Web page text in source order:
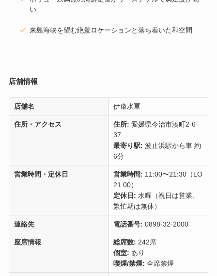
い
来島海峡を望む絶景ロケーションと落ち着いた和空間
店舗情報
店舗名 伊豫水軍
住所・アクセス 住所: 愛媛県今治市湊町2-6-
37
最寄り駅: 波止浜駅から車 約
6分
営業時間・定休日 営業時間: 11:00〜21:30（LO
21:00）
定休日: 水曜（祝日は営業、
繁忙期は無休）
連絡先 電話番号: 0898-32-2000
座席情報 総席数: 242席
個室: あり
喫煙/禁煙: 全席禁煙